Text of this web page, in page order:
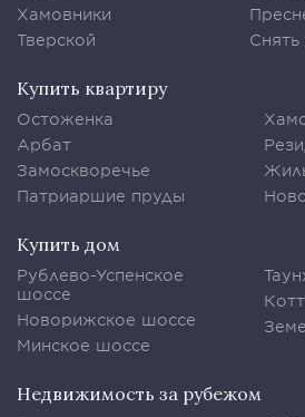
Хамовники
Тверской
Купить квартиру
Остоженка
Арбат
Замоскворечье
Патриаршие пруды
Купить дом
Рублево-Успенское
шоссе
Новорижское шоссе
Минское шоссе
Недвижимость за рубежом